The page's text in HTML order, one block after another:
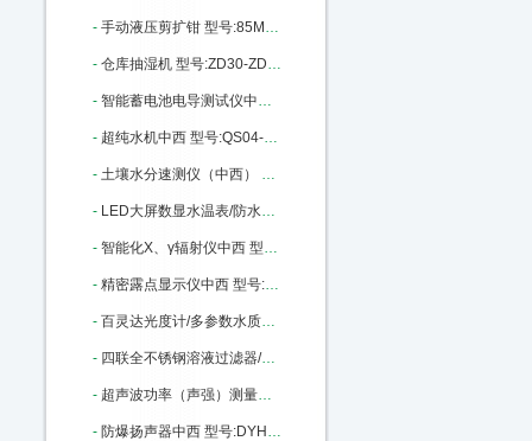
- 手动液压剪扩钳 型号:85M301027库号：M301027
- 仓库抽湿机 型号:ZD30-ZD-8138C库号：M406049
- 智能蓄电池电导测试仪中西 型号:TY13-OBT-6650库号：M396703
- 超纯水机中西 型号:QS04-PLEW-10-DI库号：M403444
- 土壤水分速测仪（中西） 型号:RZ23-MP-508 库号：M406045
- LED大屏数显水温表/防水探头电子水温表/数字温度表0-99度 型号:LC32-0-99库号：M19135
- 智能化X、γ辐射仪中西 型号:BMW-REN500B库号：M76235
- 精密露点显示仪中西 型号:LSTK0-Optidew Vision库号：M247558
- 百灵达光度计/多参数水质分析仪中西 型号:RS02-7100库号：M330544
- 四联全不锈钢溶液过滤器/不锈钢过滤器 架子 型号:MT-04库号：M365609
- 超声波功率（声强）测量仪中西 （标准型） 型号:CS33-YP0511A库号：M404559
- 防爆扬声器中西 型号:DYH-5库号：M406025